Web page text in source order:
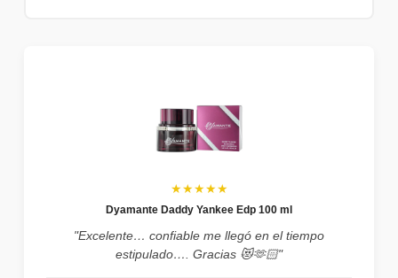
★★★★★
Dyamante Daddy Yankee Edp 100 ml
"Excelente… confiable me llegó en el tiempo
estipulado…. Gracias 😻🫶🏻"